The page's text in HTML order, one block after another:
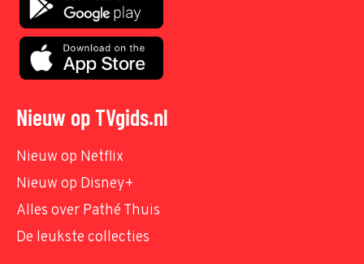
Nieuw op TVgids.nl
Nieuw op Netflix
Nieuw op Disney+
Alles over Pathé Thuis
De leukste collecties